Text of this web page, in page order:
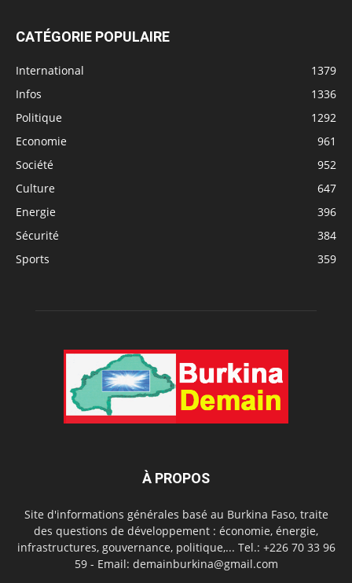
CATÉGORIE POPULAIRE
International
1379
Infos
1336
Politique
1292
Economie
961
Société
952
Culture
647
Energie
396
Sécurité
384
Sports
359
À PROPOS
Site d'informations générales basé au Burkina Faso, traite
des questions de développement : économie, énergie,
infrastructures, gouvernance, politique,... Tel.: +226 70 33 96
59 - Email: demainburkina@gmail.com